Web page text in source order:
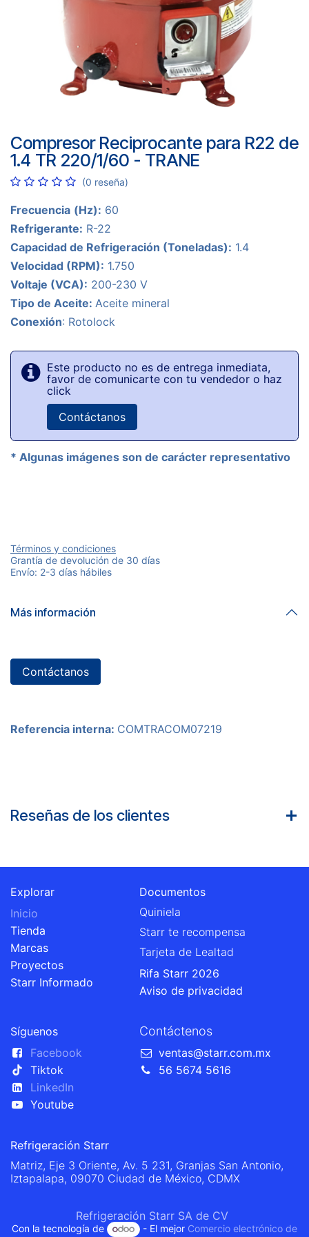
Compresor Reciprocante para R22 de
1.4 TR 220/1/60 - TRANE
(0 reseña)
Frecuencia (Hz): 60
Refrigerante: R-22
Capacidad de Refrigeración (Toneladas): 1.4
Velocidad (RPM): 1.750
Voltaje (VCA): 200-230 V
Tipo de Aceite: Aceite mineral
Conexión: Rotolock
Este producto no es de entrega inmediata,
favor de comunicarte con tu vendedor o haz
click
Contáctanos
* Algunas imágenes son de carácter representativo
Términos y condiciones
Grantía de devolución de 30 días
Envío: 2-3 días hábiles
Más información
Contáctanos
Referencia interna: COMTRACOM07219
Reseñas de los clientes
Explorar
Inicio
Tienda
Marcas
Proyectos
Starr Informado
Documentos
Quiniela
Starr te recompensa
Tarjeta de Lealtad
Rifa Starr 2026
Aviso de privacidad
Síguenos
Facebook
Tiktok
LinkedIn
Youtube
Contáctenos
ventas@starr.com.mx
56 5674 5616
Refrigeración Starr
Matriz, Eje 3 Oriente, Av. 5 231, Granjas San Antonio,
Iztapalapa, 09070 Ciudad de México, CDMX
Refrigeración Starr SA de CV
Con la tecnología de - El mejor Comercio electrónico de